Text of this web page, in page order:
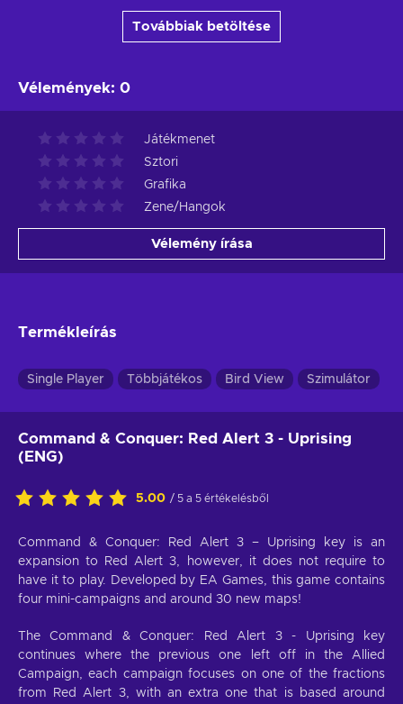
Továbbiak betöltése
Vélemények: 0
Játékmenet
Sztori
Grafika
Zene/Hangok
Vélemény írása
Termékleírás
Single Player Többjátékos Bird View Szimulátor
Command & Conquer: Red Alert 3 - Uprising
(ENG)
5.00 / 5 a 5 értékelésből
Command & Conquer: Red Alert 3 – Uprising key is an
expansion to Red Alert 3, however, it does not require to
have it to play. Developed by EA Games, this game contains
four mini-campaigns and around 30 new maps!
The Command & Conquer: Red Alert 3 - Uprising key
continues where the previous one left off in the Allied
Campaign, each campaign focuses on one of the fractions
from Red Alert 3, with an extra one that is based around